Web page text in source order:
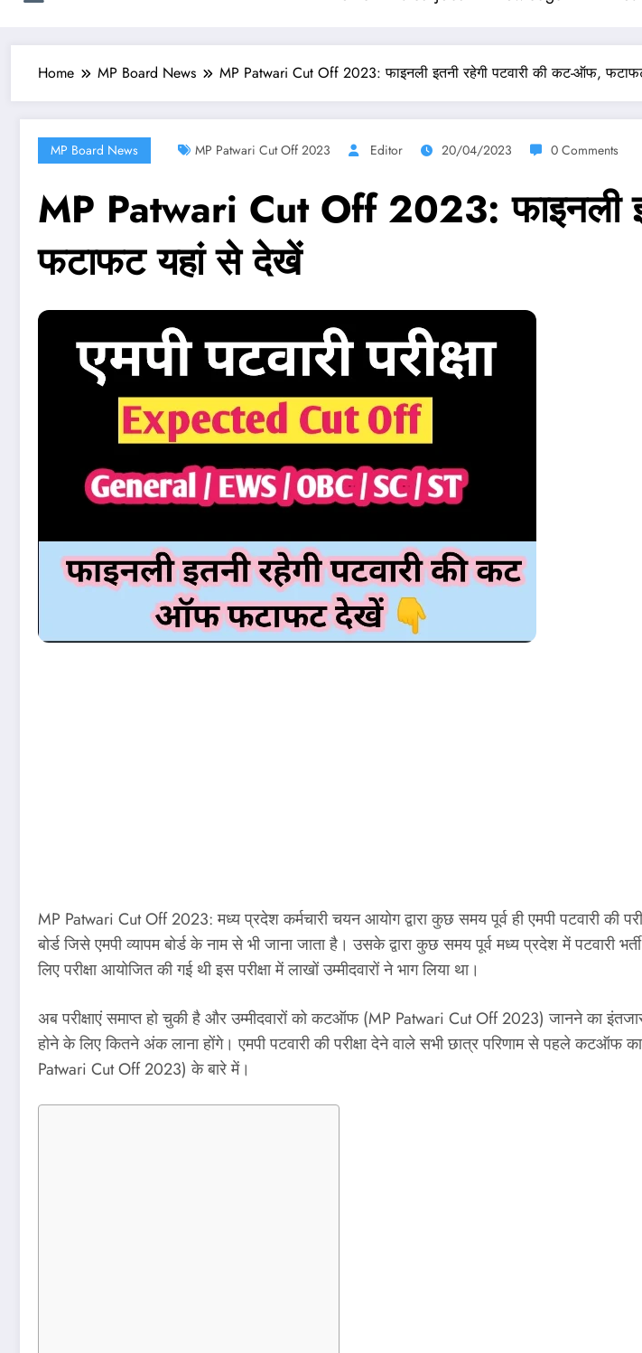
Home MP Board News MP Patwari Cut Off 2023: फाइनली इतनी रहेगी पटवारी की कट-ऑफ,
MP Board News MP Patwari Cut Off 2023 Editor 20/04/2023 0 Comments
MP Patwari Cut Off 2023: फाइनली
फटाफट यहां से देखें
MP Patwari Cut Off 2023: मध्य प्रदेश कर्मचारी चयन आयोग द्वारा कुछ समय पूर्व ही एमपी पटवारी
बोर्ड जिसे एमपी व्यापम बोर्ड के नाम से भी जाना जाता है। उसके द्वारा कुछ समय पूर्व मध्य प्रदेश में पटवारी
लिए परीक्षा आयोजित की गई थी इस परीक्षा में लाखों उम्मीदवारों ने भाग लिया था।
अब परीक्षाएं समाप्त हो चुकी है और उम्मीदवारों को कटऑफ (MP Patwari Cut Off 2023) जानने का
होने के लिए कितने अंक लाना होंगे। एमपी पटवारी की परीक्षा देने वाले सभी छात्र परिणाम से पहले
Patwari Cut Off 2023) के बारे में।